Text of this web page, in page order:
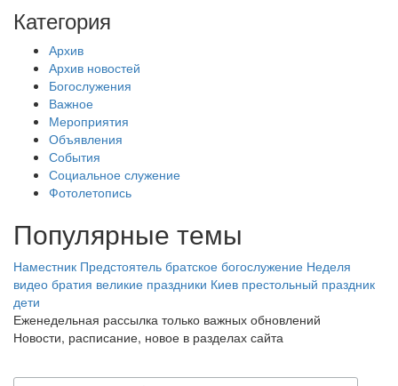
Категория
Архив
Архив новостей
Богослужения
Важное
Мероприятия
Объявления
События
Социальное служение
Фотолетопись
Популярные темы
Наместник Предстоятель братское богослужение Неделя
видео братия великие праздники Киев престольный праздник
дети
Еженедельная рассылка только важных обновлений
Новости, расписание, новое в разделах сайта